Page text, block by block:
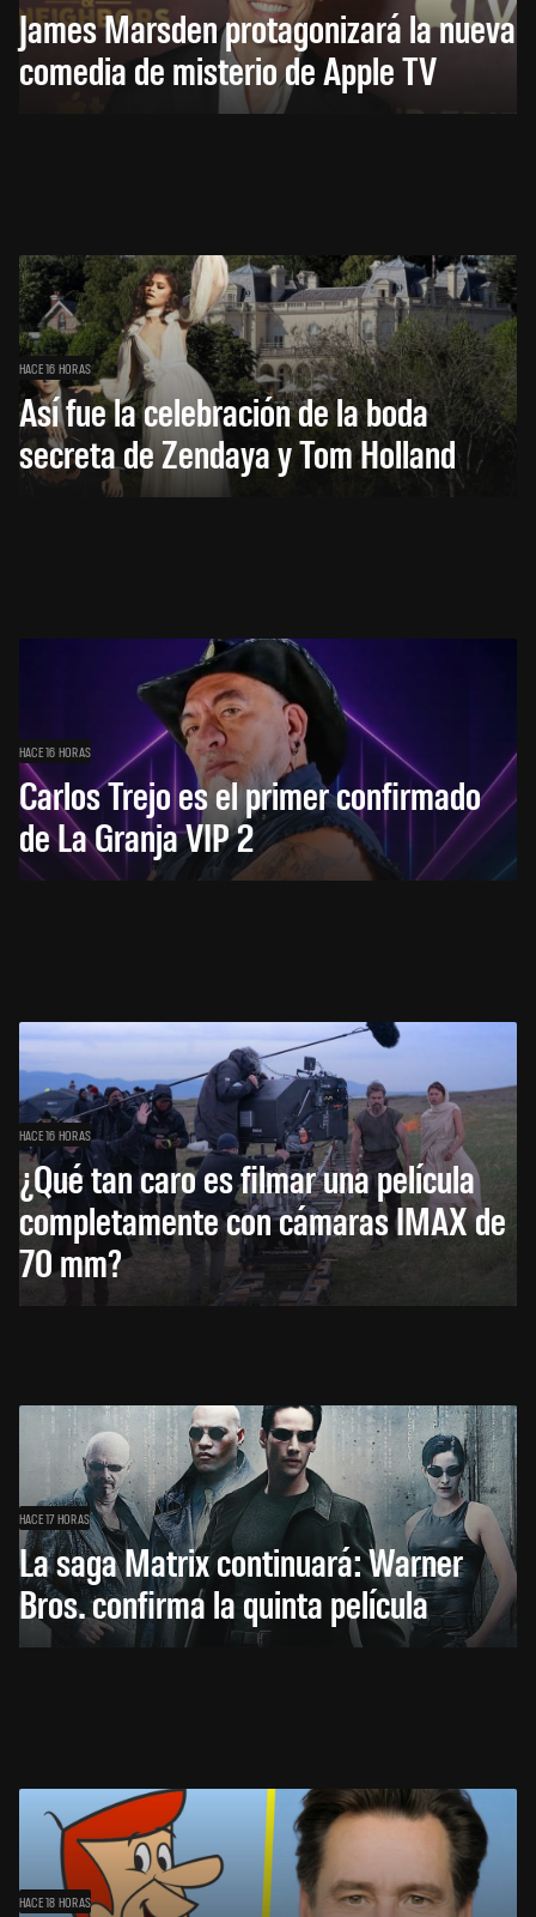
James Marsden protagonizará la nueva
comedia de misterio de Apple TV
HACE 16 HORAS
Así fue la celebración de la boda
secreta de Zendaya y Tom Holland
HACE 16 HORAS
Carlos Trejo es el primer confirmado
de La Granja VIP 2
HACE 16 HORAS
¿Qué tan caro es filmar una película
completamente con cámaras IMAX de
70 mm?
HACE 17 HORAS
La saga Matrix continuará: Warner
Bros. confirma la quinta película
HACE 18 HORAS